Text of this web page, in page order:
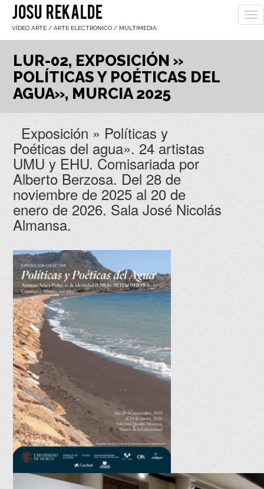
JOSU REKALDE
VÍDEO ARTE / ARTE ELECTRÓNICO / MULTIMEDIA
LUR-02, EXPOSICIÓN »
POLÍTICAS Y POÉTICAS DEL
AGUA», MURCIA 2025
Exposición » Políticas y
Poéticas del agua». 24 artistas
UMU y EHU. Comisariada por
Alberto Berzosa. Del 28 de
noviembre de 2025 al 20 de
enero de 2026. Sala José Nicolás
Almansa.